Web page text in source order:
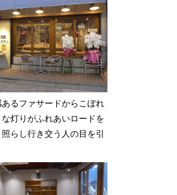
るファサードからこぼれ
灯りがふれあいロードを
らし行き交う人の目を引